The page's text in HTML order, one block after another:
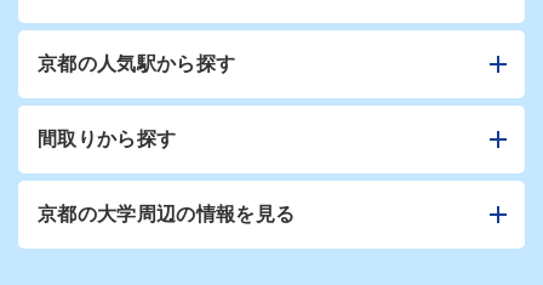
京都の人気駅から探す
間取りから探す
京都の大学周辺の情報を見る